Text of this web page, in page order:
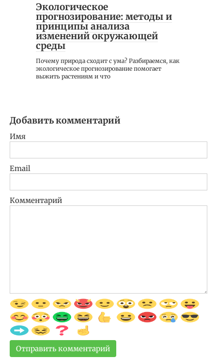
Экологическое
прогнозирование: методы и
принципы анализа
изменений окружающей
среды
Почему природа сходит с ума? Разбираемся, как
экологическое прогнозирование помогает
выжить растениям и что
Добавить комментарий
Имя
Email
Комментарий